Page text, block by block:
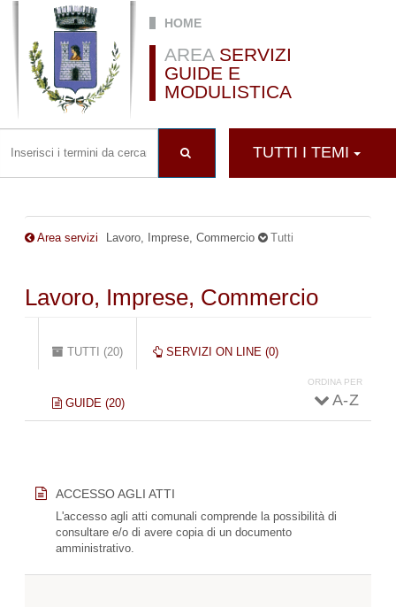
Salta al contenuto principale
HOME
AREASERVIZI
GUIDE E
MODULISTICA
TUTTI I TEMI
Area servizi Lavoro, Imprese, Commercio Tutti
Lavoro, Imprese, Commercio
Schede primarie
TUTTI (20) (SCHEDA
ATTIVA)
SERVIZI ON LINE (0)
GUIDE (20)
ORDINA PER
A - Z
ACCESSO AGLI ATTI
L'accesso agli atti comunali comprende la possibilità di
consultare e/o di avere copia di un documento
amministrativo.